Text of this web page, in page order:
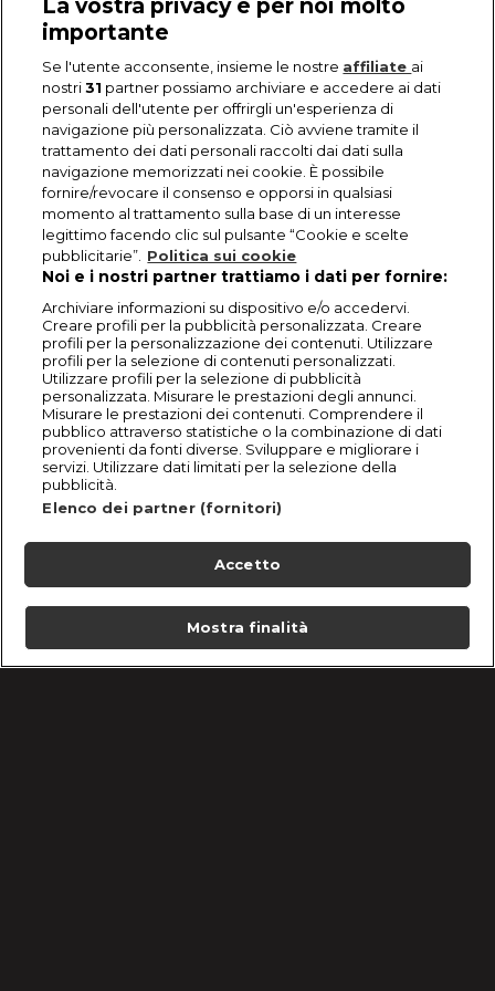
La vostra privacy è per noi molto
importante
Se l'utente acconsente, insieme le nostre affiliate ai
nostri31 partner possiamo archiviare e accedere ai dati
personali dell'utente per offrirgli un'esperienza di
navigazione più personalizzata. Ciò avviene tramite il
trattamento dei dati personali raccolti dai dati sulla
navigazione memorizzati nei cookie. È possibile
fornire/revocare il consenso e opporsi in qualsiasi
momento al trattamento sulla base di un interesse
legittimo facendo clic sul pulsante “Cookie e scelte
pubblicitarie”. Politica sui cookie
Noi e i nostri partner trattiamo i dati per fornire:
Archiviare informazioni su dispositivo e/o accedervi.
Creare profili per la pubblicità personalizzata. Creare
profili per la personalizzazione dei contenuti. Utilizzare
profili per la selezione di contenuti personalizzati.
Utilizzare profili per la selezione di pubblicità
personalizzata. Misurare le prestazioni degli annunci.
Misurare le prestazioni dei contenuti. Comprendere il
pubblico attraverso statistiche o la combinazione di dati
provenienti da fonti diverse. Sviluppare e migliorare i
servizi. Utilizzare dati limitati per la selezione della
pubblicità.
Elenco dei partner (fornitori)
Accetto
Mostra finalità